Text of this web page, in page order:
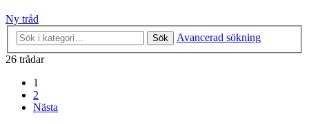
Ny tråd
Sök
Avancerad sökning
26 trådar
1
2
Nästa